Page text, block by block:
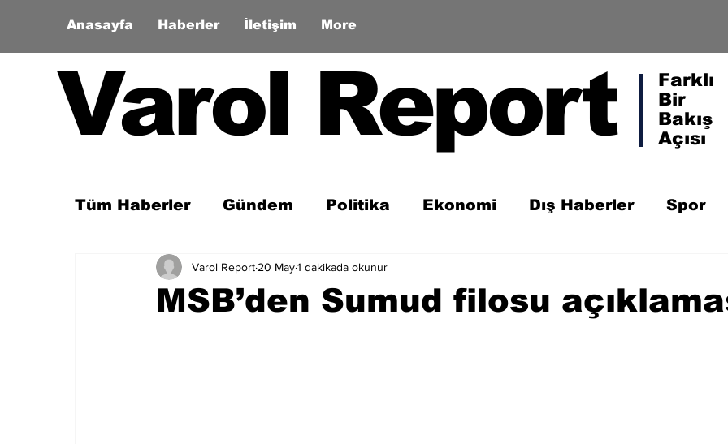
Anasayfa Haberler İletişim More
Varol Report
Farklı
Bir
Bakış
Açısı
Tüm Haberler Gündem Politika Ekonomi Dış Haberler Spor
Son Dakika Zaman Tüneli
MSB’den Sumud filosu
Varol Report 20 May1 dakikada okunur